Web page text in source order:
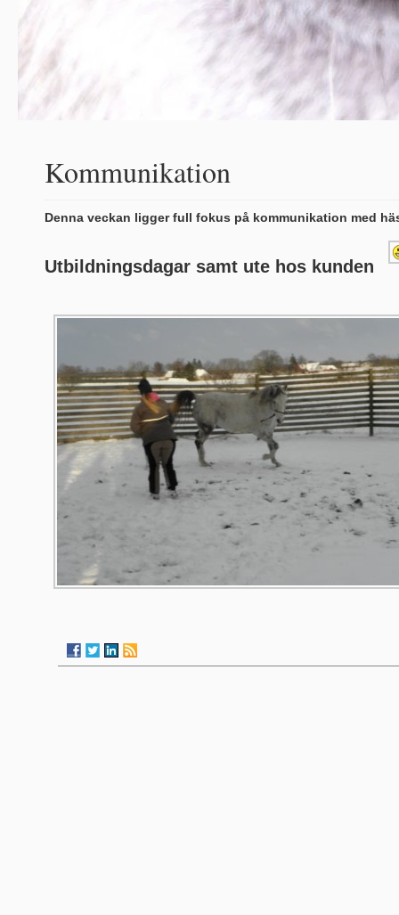
Kommunikation
Denna veckan ligger full fokus på kommunikation med
Utbildningsdagar samt ute hos kunden